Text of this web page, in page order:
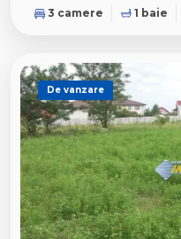
3 camere 1 baie
De vanzare